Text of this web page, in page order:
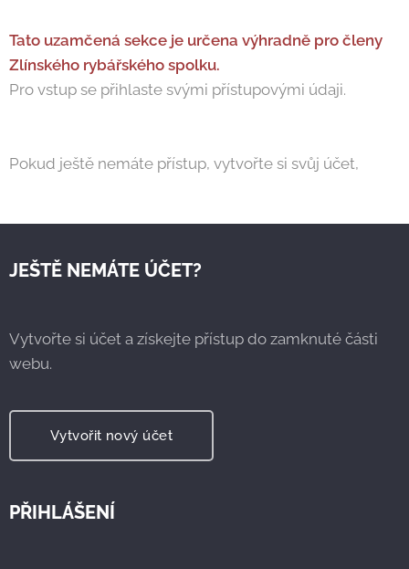
Tato uzamčená sekce je určena výhradně pro členy
Zlínského rybářského spolku.
Pro vstup se přihlaste svými přístupovými údaji.
Pokud ještě nemáte přístup, vytvořte si svůj účet,
JEŠTĚ NEMÁTE ÚČET?
Vytvořte si účet a získejte přístup do zamknuté části
webu.
Vytvořit nový účet
PŘIHLÁŠENÍ